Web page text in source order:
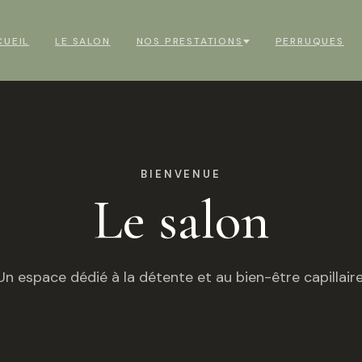
LE SALON NOS PRESTATIONS PERRUQUES
BIENVENUE
Le salon
espace dédié à la détente et au bien-être